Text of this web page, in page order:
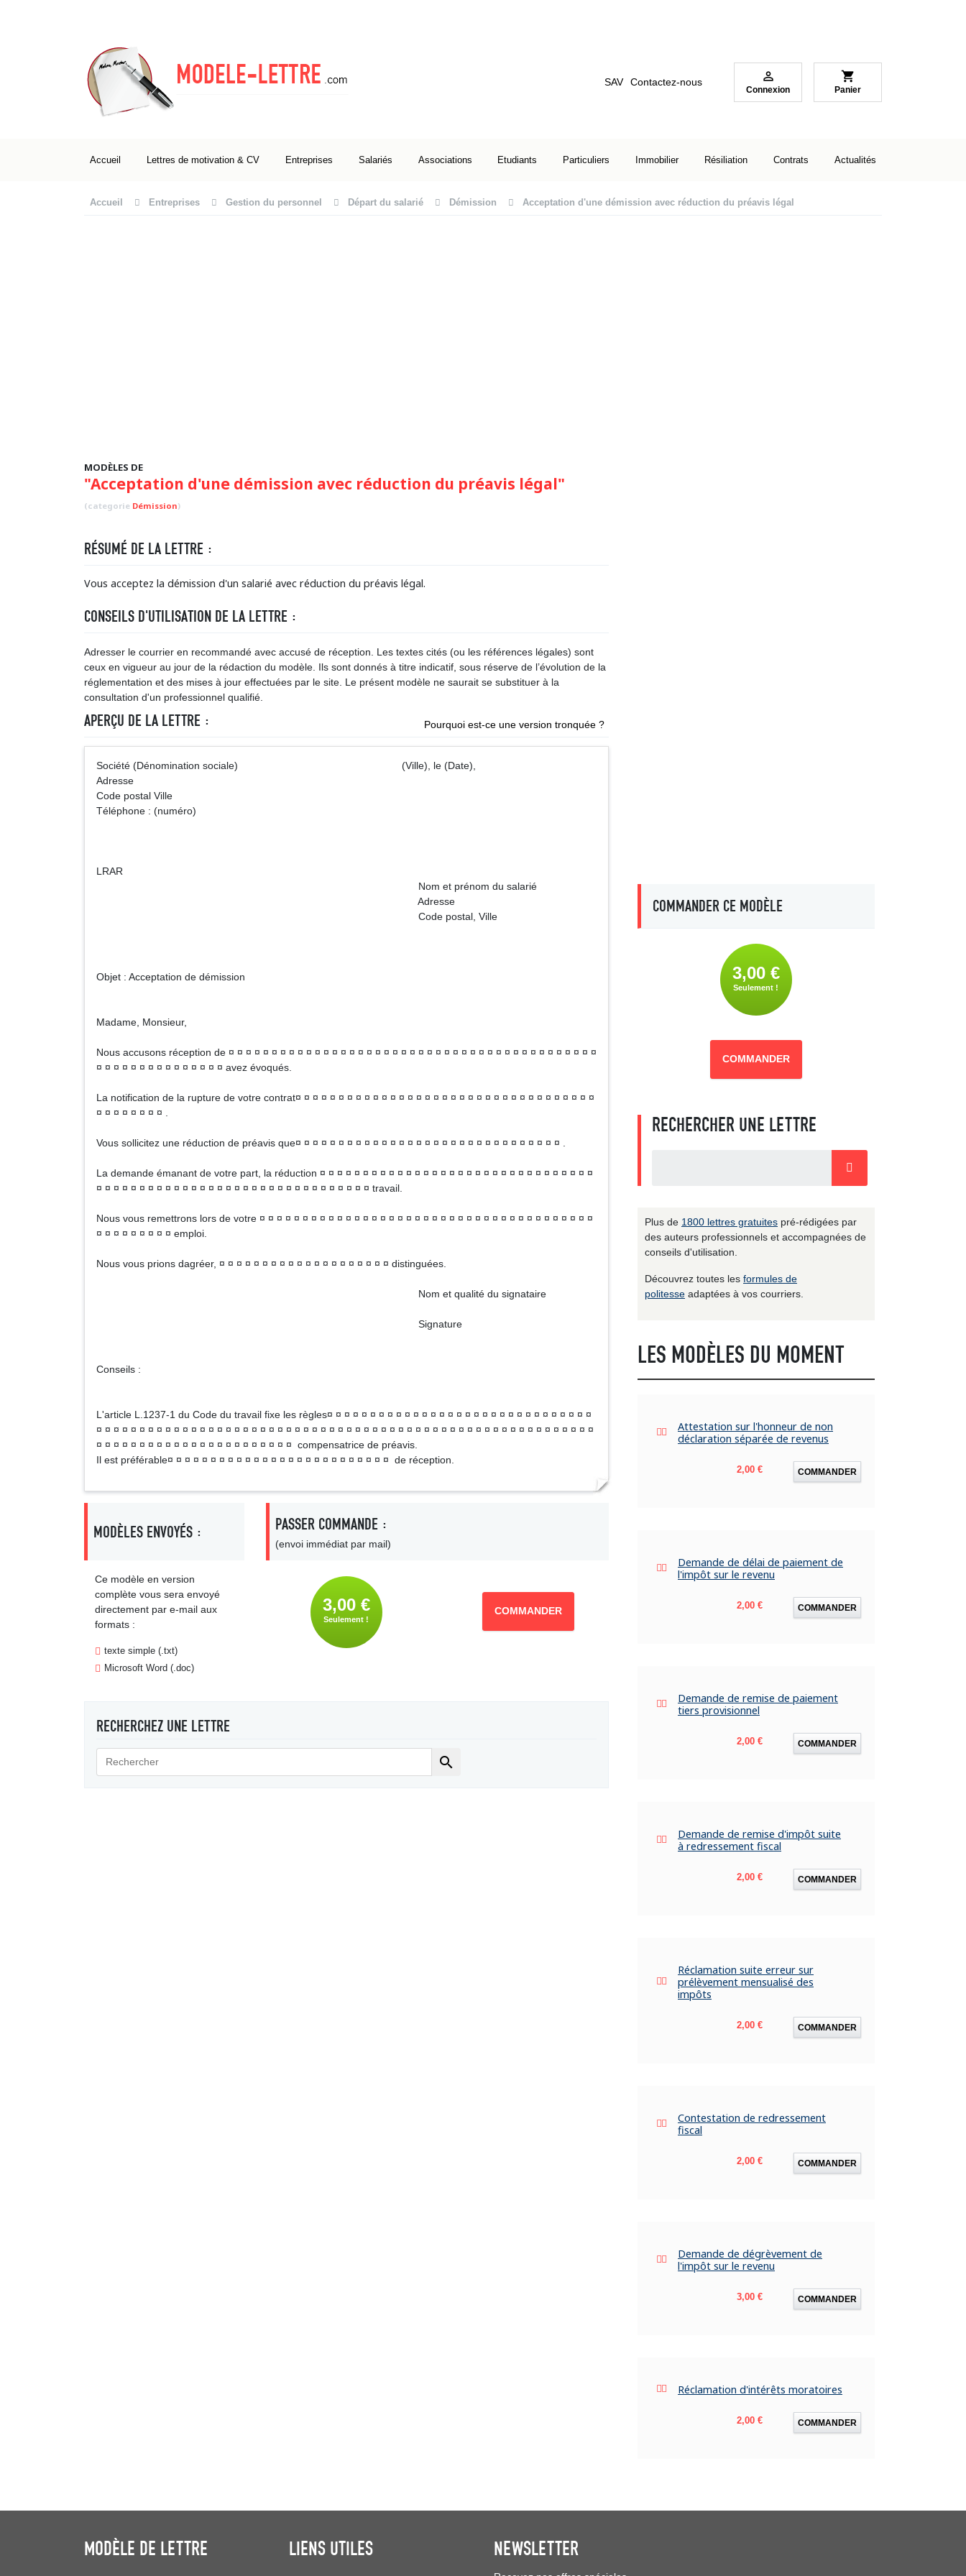
SAV Contactez-nous 
Connexion
shopping_cart
Panier
Accueil Lettres de motivation & CV Entreprises Salariés Associations Etudiants Particuliers Immobilier Résiliation Contrats Actualités
Accueil Entreprises Gestion du personnel Départ du salarié Démission Acceptation d'une démission avec réduction du préavis légal
MODÈLES DE
"Acceptation d'une démission avec réduction du préavis légal"
(categorie Démission)
RÉSUMÉ DE LA LETTRE :
Vous acceptez la démission d'un salarié avec réduction du préavis légal.
CONSEILS D'UTILISATION DE LA LETTRE :
Adresser le courrier en recommandé avec accusé de réception. Les textes cités (ou les références légales) sont
ceux en vigueur au jour de la rédaction du modèle. Ils sont donnés à titre indicatif, sous réserve de l’évolution de la
réglementation et des mises à jour effectuées par le site. Le présent modèle ne saurait se substituer à la
consultation d'un professionnel qualifié.
APERÇU DE LA LETTRE : Pourquoi est-ce une version tronquée ?
Société (Dénomination sociale) (Ville), le (Date),
Adresse
Code postal Ville
Téléphone : (numéro)
LRAR
Nom et prénom du salarié
Adresse
Code postal, Ville
Objet : Acceptation de démission
Madame, Monsieur,
Nous accusons réception de ¤ ¤ ¤ ¤ ¤ ¤ ¤ ¤ ¤ ¤ ¤ ¤ ¤ ¤ ¤ ¤ ¤ ¤ ¤ ¤ ¤ ¤ ¤ ¤ ¤ ¤ ¤ ¤ ¤ ¤ ¤ ¤ ¤ ¤ ¤ ¤ ¤ ¤ ¤ ¤ ¤ ¤ ¤
¤ ¤ ¤ ¤ ¤ ¤ ¤ ¤ ¤ ¤ ¤ ¤ ¤ ¤ ¤ avez évoqués.
La notification de la rupture de votre contrat¤ ¤ ¤ ¤ ¤ ¤ ¤ ¤ ¤ ¤ ¤ ¤ ¤ ¤ ¤ ¤ ¤ ¤ ¤ ¤ ¤ ¤ ¤ ¤ ¤ ¤ ¤ ¤ ¤ ¤ ¤ ¤ ¤ ¤ ¤
¤ ¤ ¤ ¤ ¤ ¤ ¤ ¤ .
Vous sollicitez une réduction de préavis que¤ ¤ ¤ ¤ ¤ ¤ ¤ ¤ ¤ ¤ ¤ ¤ ¤ ¤ ¤ ¤ ¤ ¤ ¤ ¤ ¤ ¤ ¤ ¤ ¤ ¤ ¤ ¤ ¤ ¤ ¤ .
La demande émanant de votre part, la réduction ¤ ¤ ¤ ¤ ¤ ¤ ¤ ¤ ¤ ¤ ¤ ¤ ¤ ¤ ¤ ¤ ¤ ¤ ¤ ¤ ¤ ¤ ¤ ¤ ¤ ¤ ¤ ¤ ¤ ¤ ¤ ¤
¤ ¤ ¤ ¤ ¤ ¤ ¤ ¤ ¤ ¤ ¤ ¤ ¤ ¤ ¤ ¤ ¤ ¤ ¤ ¤ ¤ ¤ ¤ ¤ ¤ ¤ ¤ ¤ ¤ ¤ ¤ ¤ travail.
Nous vous remettrons lors de votre ¤ ¤ ¤ ¤ ¤ ¤ ¤ ¤ ¤ ¤ ¤ ¤ ¤ ¤ ¤ ¤ ¤ ¤ ¤ ¤ ¤ ¤ ¤ ¤ ¤ ¤ ¤ ¤ ¤ ¤ ¤ ¤ ¤ ¤ ¤ ¤ ¤ ¤ ¤
¤ ¤ ¤ ¤ ¤ ¤ ¤ ¤ ¤ emploi.
Nous vous prions dagréer, ¤ ¤ ¤ ¤ ¤ ¤ ¤ ¤ ¤ ¤ ¤ ¤ ¤ ¤ ¤ ¤ ¤ ¤ ¤ ¤ distinguées.
Nom et qualité du signataire
Signature
Conseils :
L'article L.1237-1 du Code du travail fixe les règles¤ ¤ ¤ ¤ ¤ ¤ ¤ ¤ ¤ ¤ ¤ ¤ ¤ ¤ ¤ ¤ ¤ ¤ ¤ ¤ ¤ ¤ ¤ ¤ ¤ ¤ ¤ ¤ ¤ ¤ ¤
¤ ¤ ¤ ¤ ¤ ¤ ¤ ¤ ¤ ¤ ¤ ¤ ¤ ¤ ¤ ¤ ¤ ¤ ¤ ¤ ¤ ¤ ¤ ¤ ¤ ¤ ¤ ¤ ¤ ¤ ¤ ¤ ¤ ¤ ¤ ¤ ¤ ¤ ¤ ¤ ¤ ¤ ¤ ¤ ¤ ¤ ¤ ¤ ¤ ¤ ¤ ¤ ¤ ¤ ¤ ¤ ¤ ¤
¤ ¤ ¤ ¤ ¤ ¤ ¤ ¤ ¤ ¤ ¤ ¤ ¤ ¤ ¤ ¤ ¤ ¤ ¤ ¤ ¤ ¤ ¤ compensatrice de préavis.
Il est préférable¤ ¤ ¤ ¤ ¤ ¤ ¤ ¤ ¤ ¤ ¤ ¤ ¤ ¤ ¤ ¤ ¤ ¤ ¤ ¤ ¤ ¤ ¤ ¤ ¤ ¤ de réception.
MODÈLES ENVOYÉS :
Ce modèle en version
complète vous sera envoyé
directement par e-mail aux
formats :
texte simple (.txt)
Microsoft Word (.doc)
PASSER COMMANDE :
(envoi immédiat par mail)
3,00 €
Seulement !
COMMANDER
RECHERCHEZ UNE LETTRE

COMMANDER CE MODÈLE
3,00 €
Seulement !
COMMANDER
RECHERCHER UNE LETTRE
Plus de 1800 lettres gratuites pré-rédigées par
des auteurs professionnels et accompagnées de
conseils d'utilisation.
Découvrez toutes les formules de
politesse adaptées à vos courriers.
LES MODÈLES DU MOMENT
Attestation sur l'honneur de non
déclaration séparée de revenus
Prix
2,00 € COMMANDER
Demande de délai de paiement de
l'impôt sur le revenu
Prix
2,00 € COMMANDER
Demande de remise de paiement
tiers provisionnel
Prix
2,00 € COMMANDER
Demande de remise d'impôt suite
à redressement fiscal
Prix
2,00 € COMMANDER
Réclamation suite erreur sur
prélèvement mensualisé des
impôts
Prix
2,00 € COMMANDER
Contestation de redressement
fiscal
Prix
2,00 € COMMANDER
Demande de dégrèvement de
l'impôt sur le revenu
Prix
3,00 € COMMANDER
Réclamation d'intérêts moratoires
Prix
2,00 € COMMANDER
MODÈLE DE LETTRE LIENS UTILES NEWSLETTER